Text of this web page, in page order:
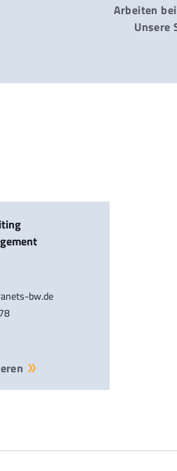
Arbeiten
Unsere
bw.de